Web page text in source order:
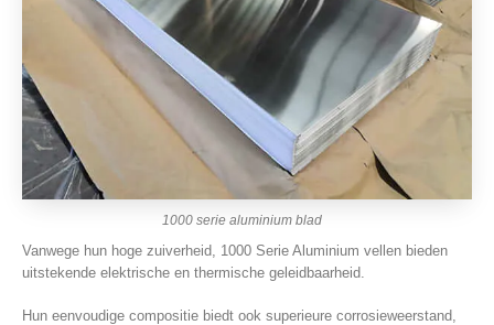
1000 serie aluminium blad
Vanwege hun hoge zuiverheid, 1000 Serie Aluminium vellen bieden
uitstekende elektrische en thermische geleidbaarheid.
Hun eenvoudige compositie biedt ook superieure corrosieweerstand,